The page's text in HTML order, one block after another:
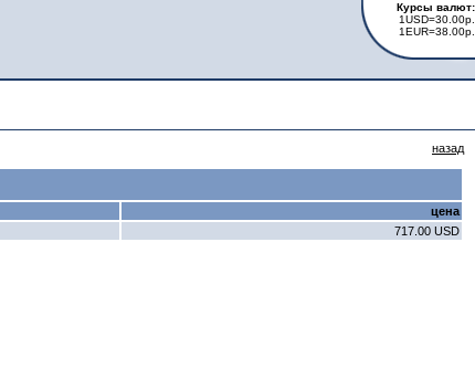
назад
цена
717.00 USD
Курсы валют:
1USD=30.00р.
1EUR=38.00р.